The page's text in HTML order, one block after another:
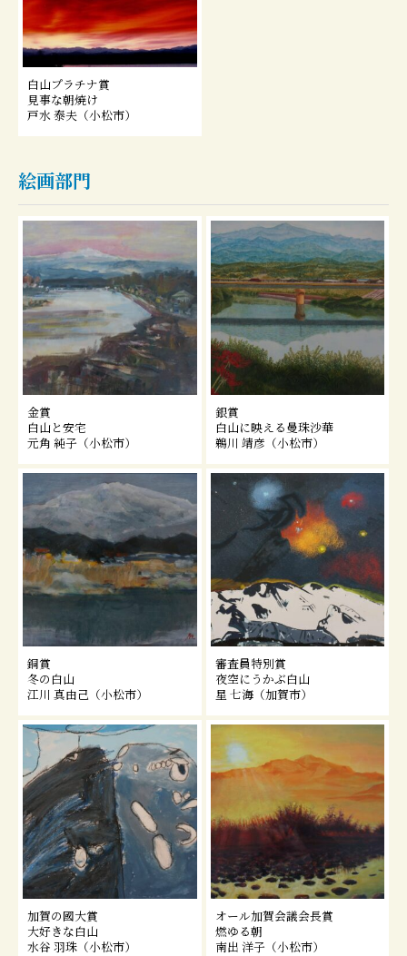
白山プラチナ賞
見事な朝焼け
戸水 泰夫（小松市）
絵画部門
金賞
白山と安宅
元角 純子（小松市）
銀賞
白山に映える曼珠沙華
鵜川 靖彦（小松市）
銅賞
冬の白山
江川 真由己（小松市）
審査員特別賞
夜空にうかぶ白山
星 七海（加賀市）
加賀の國大賞
大好きな白山
水谷 羽珠（小松市）
オール加賀会議会長賞
燃ゆる朝
南出 洋子（小松市）